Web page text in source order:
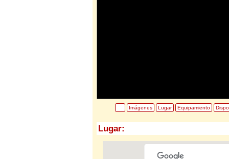
Imágenes Lugar Equipamiento
Lugar: